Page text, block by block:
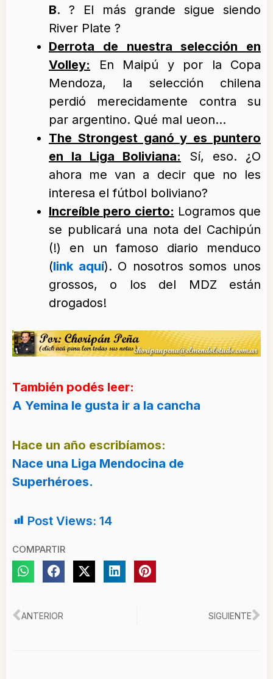
B. ? El más grande sigue siendo
River Plate ?
Derrota de nuestra selección en
Volley: En Maipú y por la Copa
Mendoza, la selección chilena
perdió merecidamente contra su
par argentino. Qué mal ueon…
The Strongest ganó y es puntero
en la Liga Boliviana: Sí, eso. ¿O
ahora me van a decir que no les
interesa el fútbol boliviano?
Increíble pero cierto: Logramos que
se publicará una nota del Cachipún
(!) en un famoso diario menduco
(link aquí). O nosotros somos unos
grossos, o los del MDZ están
drogados!
También podés leer:
A Yemina le gusta ir a la cancha
Hace un año escribíamos:
Nace una Liga Mendocina de
Superhéroes.
Post Views: 14
COMPARTIR
Ant
ANTERIOR SIGUIENTE